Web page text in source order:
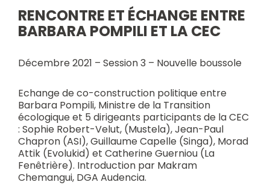
RENCONTRE ET ÉCHANGE ENTRE
BARBARA POMPILI ET LA CEC
Décembre 2021 – Session 3 – Nouvelle boussole
Echange de co-construction politique entre
Barbara Pompili, Ministre de la Transition
écologique et 5 dirigeants participants de la CEC
: Sophie Robert-Velut, (Mustela), Jean-Paul
Chapron (ASI), Guillaume Capelle (Singa), Morad
Attik (Evolukid) et Catherine Guerniou (La
Fenêtrière). Introduction par Makram
Chemangui, DGA Audencia.